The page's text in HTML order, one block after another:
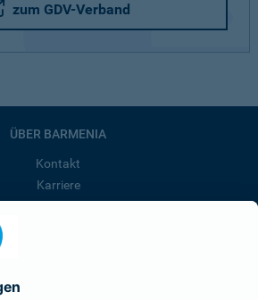
zum GDV-Verband
ÜBER BARMENIA
Kontakt
Karriere
ist Teil der BarmeniaGothaer